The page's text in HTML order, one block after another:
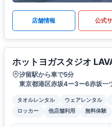
店舗情報 公式
ホットヨガスタジオ
汐留駅から車で5分
東京都港区赤坂4ー3ー6赤坂一
タオルレンタル ウェアレンタル
ロッカー
他店舗利用 無料体験